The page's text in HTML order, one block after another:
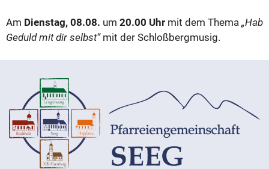
Am Dienstag, 08.08. um 20.00 Uhr mit dem Thema „Hab
Geduld mit dir selbst“mit der Schloßbergmusig.